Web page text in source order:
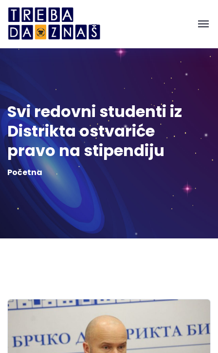
Svi redovni studenti iz
Distrikta ostvariće
pravo na stipendiju
Početna